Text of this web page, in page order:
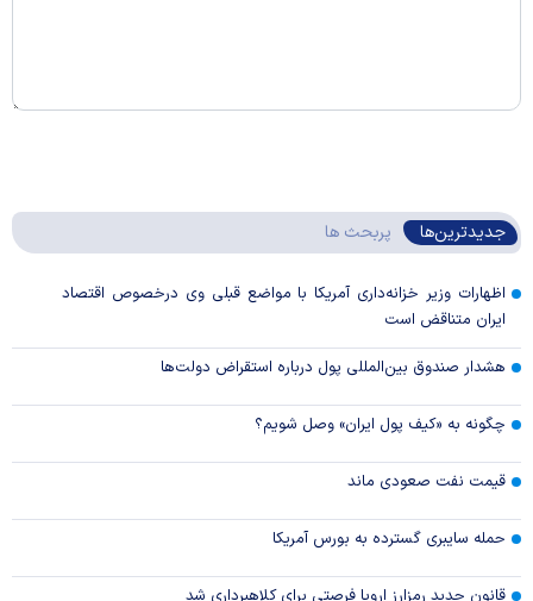
جدیدترین‌ها پربحث ها
اظهارات وزیر خزانه‌داری آمریکا با مواضع قبلی وی درخصوص اقتصاد
ایران متناقض است
هشدار صندوق بین‌المللی پول درباره استقراض دولت‌ها
چگونه به «کیف پول ایران» وصل شویم؟
قیمت نفت صعودی ماند
حمله سایبری گسترده به بورس آمریکا